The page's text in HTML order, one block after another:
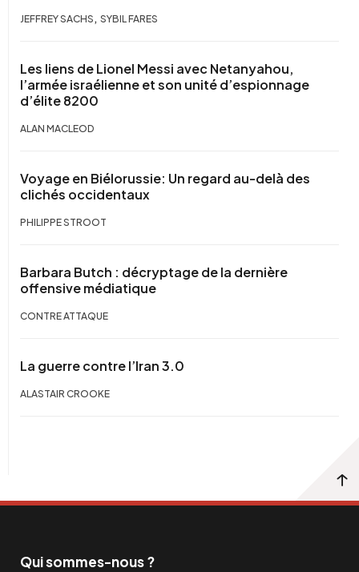
JEFFREY SACHS , SYBIL FARES
Les liens de Lionel Messi avec Netanyahou,
l’armée israélienne et son unité d’espionnage
d’élite 8200
ALAN MACLEOD
Voyage en Biélorussie: Un regard au-delà des
clichés occidentaux
PHILIPPE STROOT
Barbara Butch : décryptage de la dernière
offensive médiatique
CONTRE ATTAQUE
La guerre contre l’Iran 3.0
ALASTAIR CROOKE
Qui sommes-nous ?